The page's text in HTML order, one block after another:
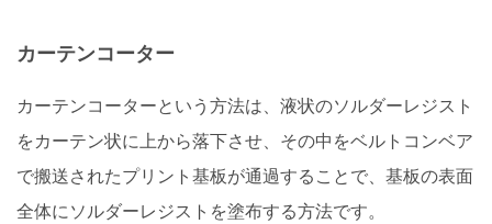
カーテンコーター
カーテンコーターという方法は、液状のソルダーレジスト
をカーテン状に上から落下させ、その中をベルトコンベア
で搬送されたプリント基板が通過することで、基板の表面
全体にソルダーレジストを塗布する方法です。